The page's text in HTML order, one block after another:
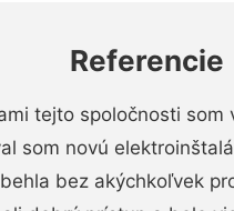
Referencie
tejto spoločnosti som
som novú
bez akýchkoľvek